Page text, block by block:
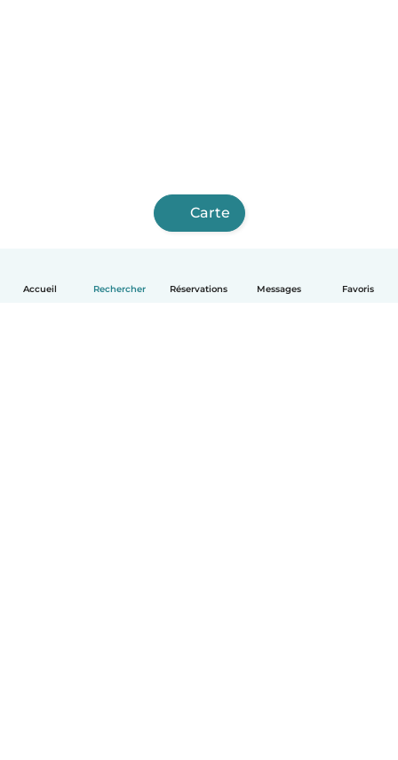
Accueil Rechercher Réservations Messages Favoris
Carte